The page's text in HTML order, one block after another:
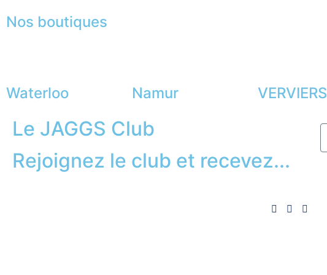
Nos boutiques
Waterloo Namur VERVIERS
Le JAGGS Club
Rejoignez le club et recevez...